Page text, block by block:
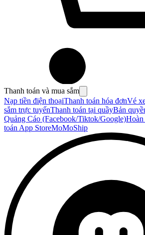
Thanh toán và mua sắm
Nạp tiền điện thoạiThanh toán hóa đơnVé
sắm trực tuyếnThanh toán tại quầyBản
Quảng Cáo (Facebook/Tiktok/Google)Hoàn
toán App StoreMoMoShip